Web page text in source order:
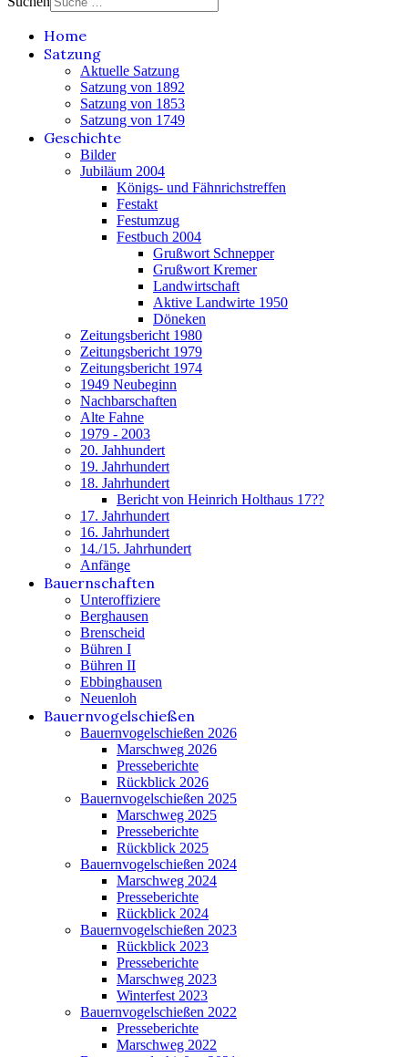
Home
Satzung
Aktuelle Satzung
Satzung von 1892
Satzung von 1853
Satzung von 1749
Geschichte
Bilder
Jubiläum 2004
Königs- und Fähnrichstreffen
Festakt
Festumzug
Festbuch 2004
Grußwort Schnepper
Grußwort Kremer
Landwirtschaft
Aktive Landwirte 1950
Döneken
Zeitungsbericht 1980
Zeitungsbericht 1979
Zeitungsbericht 1974
1949 Neubeginn
Nachbarschaften
Alte Fahne
1979 - 2003
20. Jahhundert
19. Jahrhundert
18. Jahrhundert
Bericht von Heinrich Holthaus 17??
17. Jahrhundert
16. Jahrhundert
14./15. Jahrhundert
Anfänge
Bauernschaften
Unteroffiziere
Berghausen
Brenscheid
Bühren I
Bühren II
Ebbinghausen
Neuenloh
Bauernvogelschießen
Bauernvogelschießen 2026
Marschweg 2026
Presseberichte
Rückblick 2026
Bauernvogelschießen 2025
Marschweg 2025
Presseberichte
Rückblick 2025
Bauernvogelschießen 2024
Marschweg 2024
Presseberichte
Rückblick 2024
Bauernvogelschießen 2023
Rückblick 2023
Presseberichte
Marschweg 2023
Winterfest 2023
Bauernvogelschießen 2022
Presseberichte
Marschweg 2022